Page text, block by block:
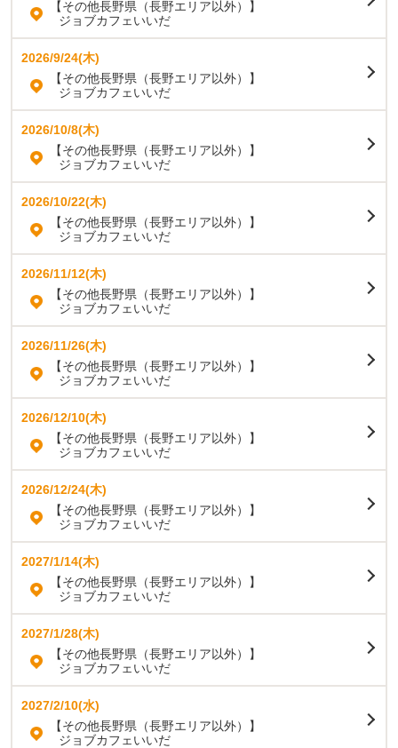
【その他長野県（長野エリア以外）】
ジョブカフェいいだ
2026/9/24(木)
【その他長野県（長野エリア以外）】
ジョブカフェいいだ
2026/10/8(木)
【その他長野県（長野エリア以外）】
ジョブカフェいいだ
2026/10/22(木)
【その他長野県（長野エリア以外）】
ジョブカフェいいだ
2026/11/12(木)
【その他長野県（長野エリア以外）】
ジョブカフェいいだ
2026/11/26(木)
【その他長野県（長野エリア以外）】
ジョブカフェいいだ
2026/12/10(木)
【その他長野県（長野エリア以外）】
ジョブカフェいいだ
2026/12/24(木)
【その他長野県（長野エリア以外）】
ジョブカフェいいだ
2027/1/14(木)
【その他長野県（長野エリア以外）】
ジョブカフェいいだ
2027/1/28(木)
【その他長野県（長野エリア以外）】
ジョブカフェいいだ
2027/2/10(水)
【その他長野県（長野エリア以外）】
ジョブカフェいいだ